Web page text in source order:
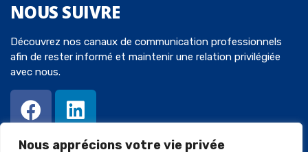
Nous apprécions votre vie privée
NOUS SUIVRE
Découvrez nos canaux de communication professionnels
afin de rester informé et maintenir une relation privilégiée
avec nous.